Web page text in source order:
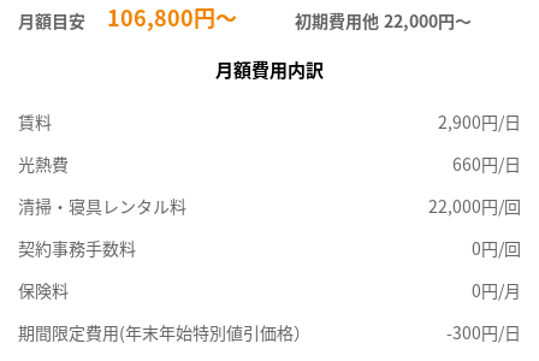
月額目安 106,800円～ 初期費用他 22,000円〜
月額費用内訳
賃料
2,900円/日
光熱費
660円/日
清掃・寝具レンタル料
22,000円/回
契約事務手数料
0円/回
保険料
0円/月
期間限定費用(年末年始特別値引価格）
-300円/日